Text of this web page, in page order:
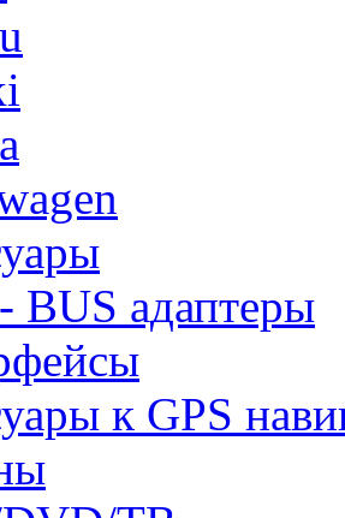
BUS адаптеры
к GPS